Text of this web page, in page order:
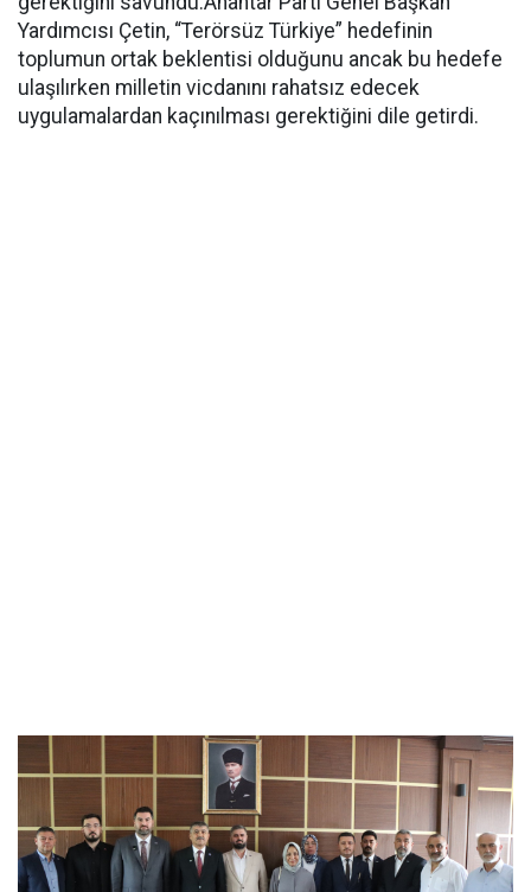
Yardımcısı Çetin, “Terörsüz Türkiye” hedefinin
toplumun ortak beklentisi olduğunu ancak bu hedefe
ulaşılırken milletin vicdanını rahatsız edecek
uygulamalardan kaçınılması gerektiğini dile getirdi.